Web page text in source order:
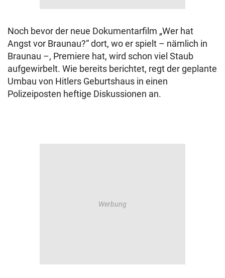
Noch bevor der neue Dokumentarfilm „Wer hat
Angst vor Braunau?“ dort, wo er spielt – nämlich in
Braunau –, Premiere hat, wird schon viel Staub
aufgewirbelt. Wie bereits berichtet, regt der geplante
Umbau von Hitlers Geburtshaus in einen
Polizeiposten heftige Diskussionen an.